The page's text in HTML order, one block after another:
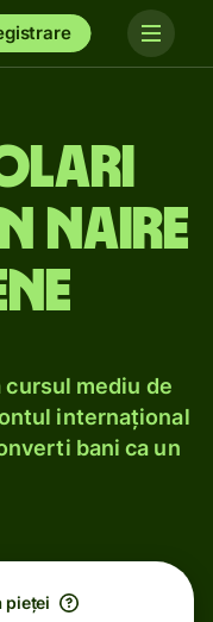
naire
cursul mediu de
internațional
bani ca un
pieței